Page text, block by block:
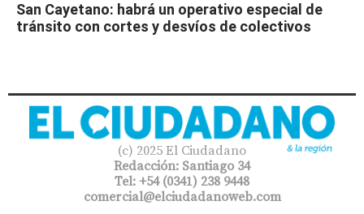
San Cayetano: habrá un operativo especial de
tránsito con cortes y desvíos de colectivos
(c) 2025 El Ciudadano
Redacción: Santiago 34
Tel: +54 (0341) 238 9448
comercial@elciudadanoweb.com​